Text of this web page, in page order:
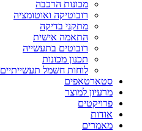
מכונות הרכבה
רובוטיקה ואוטומציה
מתקני בדיקה
התאמה אישית
רובוטים בתעשייה
תכנון מכונות
לוחות חשמל תעשייתיים
סטארטאפים
מרעיון למוצר
פרויקטים
אודות
מאמרים